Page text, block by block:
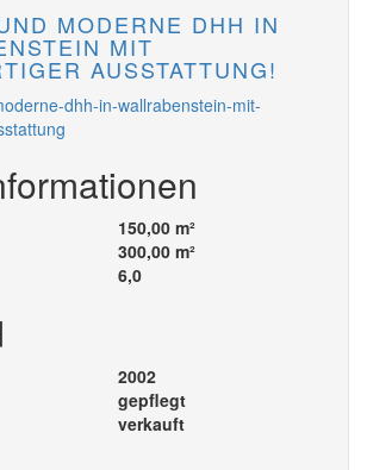
MODERNE DHH IN
MIT
AUSSTATTUNG!
150,00 m²
300,00 m²
6,0
2002
gepflegt
verkauft